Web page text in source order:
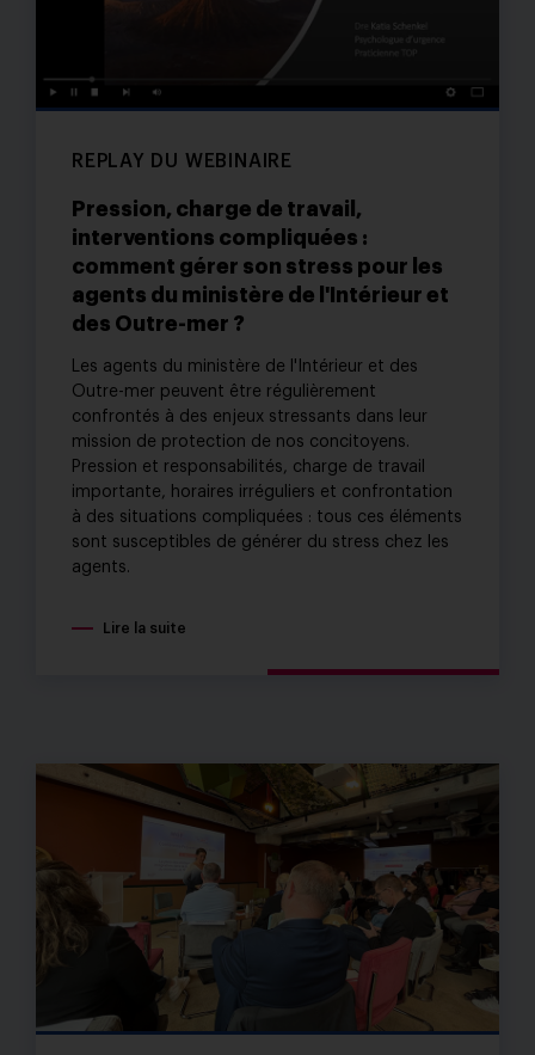
REPLAY DU WEBINAIRE
Pression, charge de travail,
interventions compliquées :
comment gérer son stress pour les
agents du ministère de l'Intérieur et
des Outre-mer ?
Les agents du ministère de l'Intérieur et des
Outre-mer peuvent être régulièrement
confrontés à des enjeux stressants dans leur
mission de protection de nos concitoyens.
Pression et responsabilités, charge de travail
importante, horaires irréguliers et confrontation
à des situations compliquées : tous ces éléments
sont susceptibles de générer du stress chez les
agents.
Lire la suite